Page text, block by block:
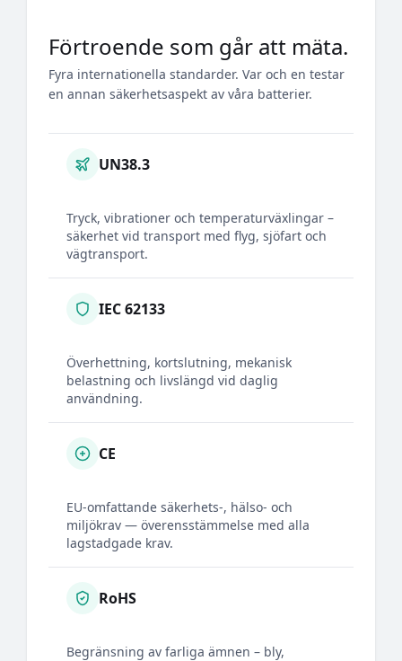
Förtroende som går att mäta.
Fyra internationella standarder. Var och en testar
en annan säkerhetsaspekt av våra batterier.
UN38.3
Tryck, vibrationer och temperaturväxlingar –
säkerhet vid transport med flyg, sjöfart och
vägtransport.
IEC 62133
Överhettning, kortslutning, mekanisk
belastning och livslängd vid daglig
användning.
CE
EU-omfattande säkerhets-, hälso- och
miljökrav — överensstämmelse med alla
lagstadgade krav.
RoHS
Begränsning av farliga ämnen – bly,